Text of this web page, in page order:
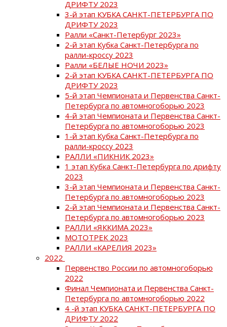
ДРИФТУ 2023
3-й этап КУБКА САНКТ-ПЕТЕРБУРГА ПО
ДРИФТУ 2023
Ралли «Санкт-Петербург 2023»
2-й этап Кубка Санкт-Петербурга по
ралли-кроссу 2023
Ралли «БЕЛЫЕ НОЧИ 2023»
2-й этап КУБКА САНКТ-ПЕТЕРБУРГА ПО
ДРИФТУ 2023
5-й этап Чемпионата и Первенства Санкт-
Петербурга по автомногоборью 2023
4-й этап Чемпионата и Первенства Санкт-
Петербурга по автомногоборью 2023
1-й этап Кубка Санкт-Петербурга по
ралли-кроссу 2023
РАЛЛИ «ПИКНИК 2023»
1 этап Кубка Санкт-Петербурга по дрифту
2023
3-й этап Чемпионата и Первенства Санкт-
Петербурга по автомногоборью 2023
2-й этап Чемпионата и Первенства Санкт-
Петербурга по автомногоборью 2023
РАЛЛИ «ЯККИМА 2023»
МОТОТРЕК 2023
РАЛЛИ «КАРЕЛИЯ 2023»
2022
Первенство России по автомногоборью
2022
Финал Чемпионата и Первенства Санкт-
Петербурга по автомногоборью 2022
4 -й этап КУБКА САНКТ-ПЕТЕРБУРГА ПО
ДРИФТУ 2022